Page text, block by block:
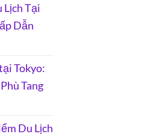
Lịch Tại
Dẫn
Tokyo:
Tang
Du Lịch